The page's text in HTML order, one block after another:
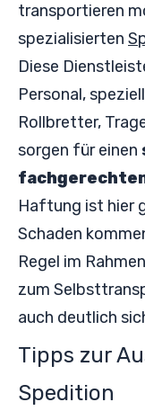
transportieren
spezialisierten
Diese
Personal,
Rollbretter,
sorgen für einen
Haftung ist hier
Schaden
Regel im
zum
auch deutlich
Tipps zur
Spedition